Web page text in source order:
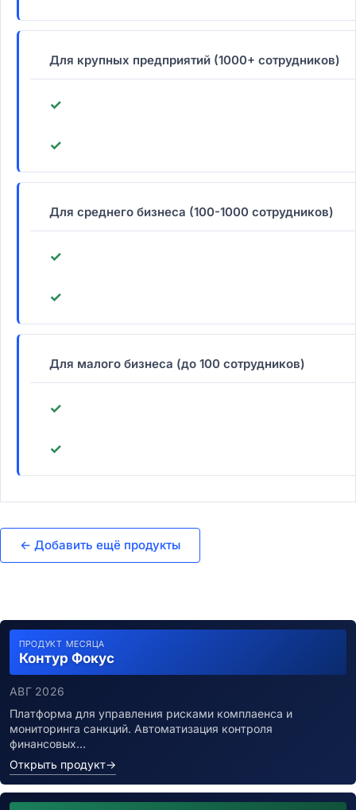
Для крупных предприятий (1000+ сотрудников)
✓
✓
Для среднего бизнеса (100-1000 сотрудников)
✓
✓
Для малого бизнеса (до 100 сотрудников)
✓
✓
← Добавить ещё продукты
ПРОДУКТ МЕСЯЦА
Контур Фокус
АВГ 2026
Платформа для управления рисками комплаенса и
мониторинга санкций. Автоматизация контроля
финансовых…
Открыть продукт→